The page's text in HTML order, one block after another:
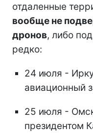
отдаленные
вообще не
дронов, либо
редко:
24 июля -
авиационный
25 июля -
президентом